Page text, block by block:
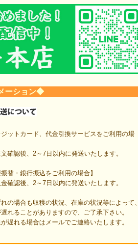
ーション◆
ジットカード、代金引換サービスをご利用の場
確認後、2～7日以内に発送いたします。
振替・銀行振込をご利用の場合】
確認後、2～7日以内に発送いたします。
れの場合も収穫の状況、在庫の状況等によって、
れることがありますので、ご了承下さい。
が遅れる場合はメールでご連絡いたします。